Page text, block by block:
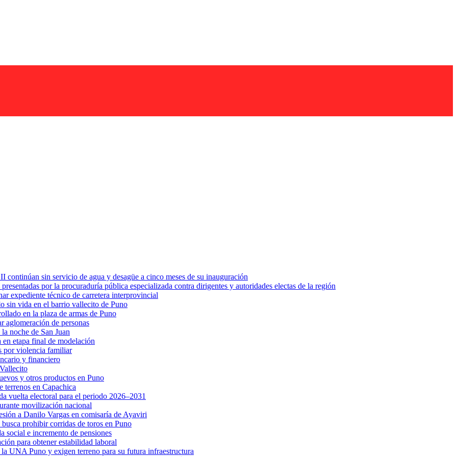
sin servicio de agua y desagüe a cinco meses de su inauguración
por la procuraduría pública especializada contra dirigentes y autoridades electas de la región
expediente técnico de carretera interprovincial
sin vida en el barrio vallecito de Puno
en la plaza de armas de Puno
aglomeración de personas
noche de San Juan
etapa final de modelación
por violencia familiar
y financiero
y otros productos en Puno
terrenos en Capachica
vuelta electoral para el periodo 2026–2031
movilización nacional
a Danilo Vargas en comisaría de Ayaviri
prohibir corridas de toros en Puno
social e incremento de pensiones
para obtener estabilidad laboral
UNA Puno y exigen terreno para su futura infraestructura